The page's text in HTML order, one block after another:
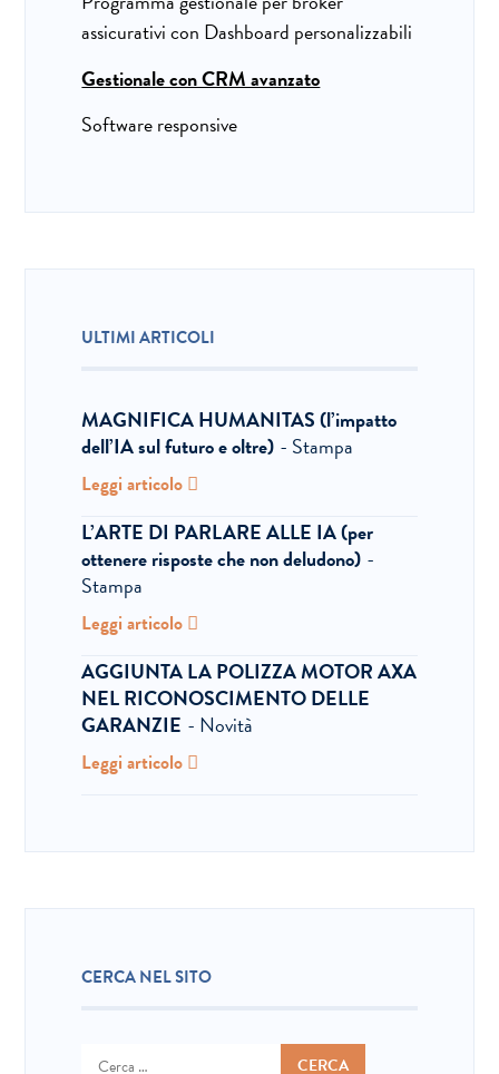
assicurativi con Dashboard personalizzabili
Gestionale con CRM avanzato
Software responsive
ULTIMI ARTICOLI
MAGNIFICA HUMANITAS (l’impatto
dell’IA sul futuro e oltre) - Stampa
Leggi articolo
L’ARTE DI PARLARE ALLE IA (per
ottenere risposte che non deludono) -
Stampa
Leggi articolo
AGGIUNTA LA POLIZZA MOTOR AXA
NEL RICONOSCIMENTO DELLE
GARANZIE - Novità
Leggi articolo
CERCA NEL SITO
Ricerca